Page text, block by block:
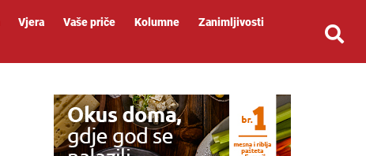
Vjera Vaše priče Kolumne
Zanimljivosti